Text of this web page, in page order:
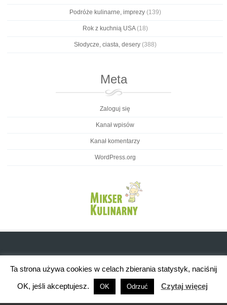
Podróże kulinarne, imprezy(139)
Rok z kuchnią USA(18)
Słodycze, ciasta, desery(388)
Meta
Zaloguj się
Kanał wpisów
Kanał komentarzy
WordPress.org
Ta strona używa cookies w celach zbierania statystyk, naciśnij
OK, jeśli akceptujesz.
OK Odrzuć Czytaj więcej